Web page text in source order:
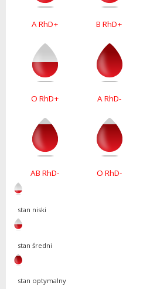
A RhD+ B RhD+
O RhD+ A RhD-
AB RhD- O RhD-
stan niski
stan średni
stan optymalny